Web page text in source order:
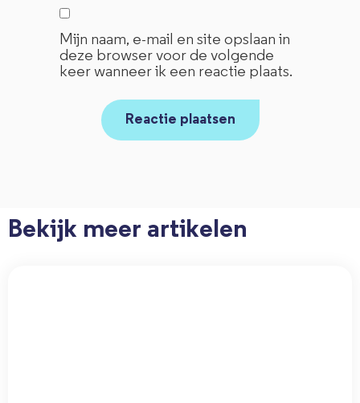
Mijn naam, e-mail en site opslaan in
deze browser voor de volgende
keer wanneer ik een reactie plaats.
Bekijk meer artikelen